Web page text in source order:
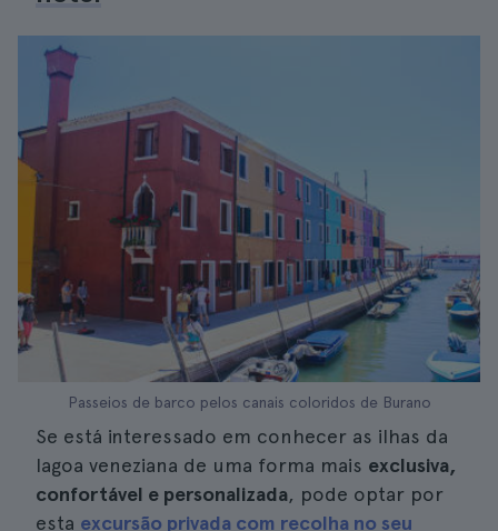
Passeios de barco pelos canais coloridos de Burano
Se está interessado em conhecer as ilhas da
lagoa veneziana de uma forma mais exclusiva,
confortável e personalizada, pode optar por
esta excursão privada com recolha no seu